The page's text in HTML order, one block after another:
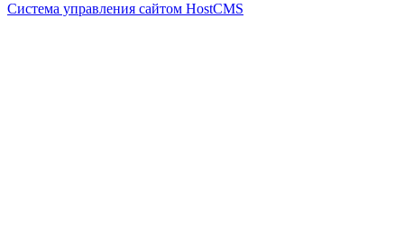
Система управления сайтом HostCMS